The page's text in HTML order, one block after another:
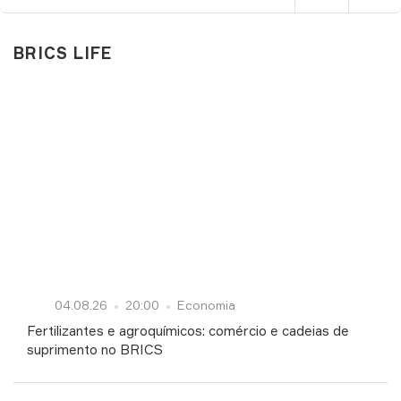
BRICS LIFE
04.08.26 20:00 Economia
Fertilizantes e agroquímicos: comércio e cadeias de
suprimento no BRICS